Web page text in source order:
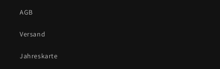
AGB
Versand
Jahreskarte